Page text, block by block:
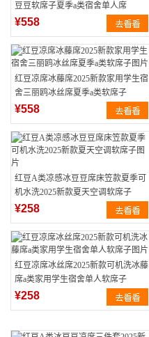
豆豆软席子夏季a类宿舍单人席
¥558
红豆凉席冰藤席2025新款家用学生宿
舍三丽鸥冰丝席夏季a类软席子
¥558
红豆A类凉感冰豆豆席床笠款夏季可
机水洗2025新款夏天空调软席子
¥258
红豆凉席冰丝席2025新款可机洗冰藤
席a类家用学生宿舍单人软席子
¥258